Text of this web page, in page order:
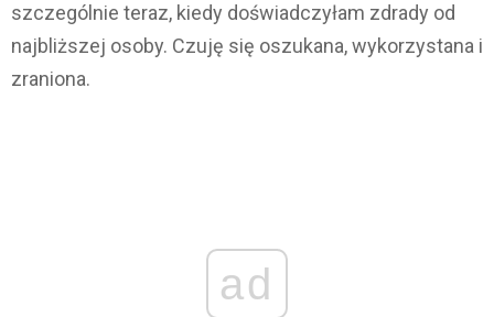
szczególnie teraz, kiedy doświadczyłam zdrady od
najbliższej osoby. Czuję się oszukana, wykorzystana i
zraniona.
ad